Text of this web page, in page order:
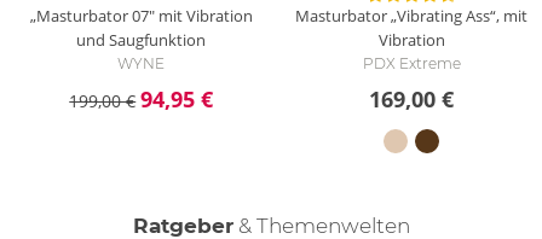
„Masturbator 07" mit Vibration
und Saugfunktion
WYNE
199,00 € 94,95 €
Masturbator „Vibrating Ass“, mit
Vibration
PDX Extreme
169,00 €
Ratgeber& Themenwelten